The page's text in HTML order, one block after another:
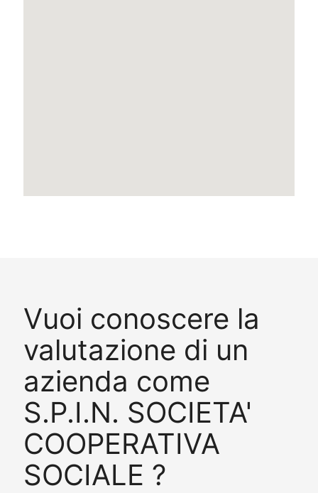
Vuoi conoscere la
valutazione di un
azienda come
S.P.I.N. SOCIETA'
COOPERATIVA
SOCIALE ?